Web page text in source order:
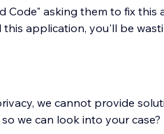
asking them to fix this
application, you'll be
we cannot provide